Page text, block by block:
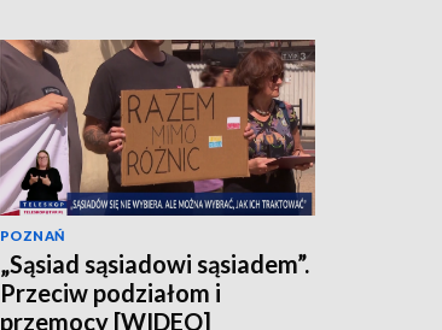
POZNAŃ
„Sąsiad sąsiadowi sąsiadem”.
Przeciw podziałom i
przemocy [WIDEO]